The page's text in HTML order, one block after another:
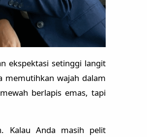
ekspektasi setinggi langit
memutihkan wajah dalam
berlapis emas, tapi
Kalau Anda masih pelit